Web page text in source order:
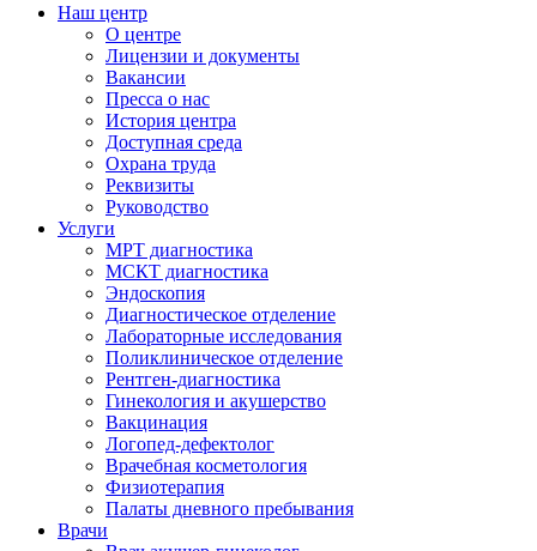
Наш центр
О центре
Лицензии и документы
Вакансии
Пресса о нас
История центра
Доступная среда
Охрана труда
Реквизиты
Руководство
Услуги
МРТ диагностика
МСКТ диагностика
Эндоскопия
Диагностическое отделение
Лабораторные исследования
Поликлиническое отделение
Рентген-диагностика
Гинекология и акушерство
Вакцинация
Логопед-дефектолог
Врачебная косметология
Физиотерапия
Палаты дневного пребывания
Врачи